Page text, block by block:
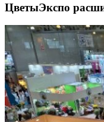
ЦветыЭкспо